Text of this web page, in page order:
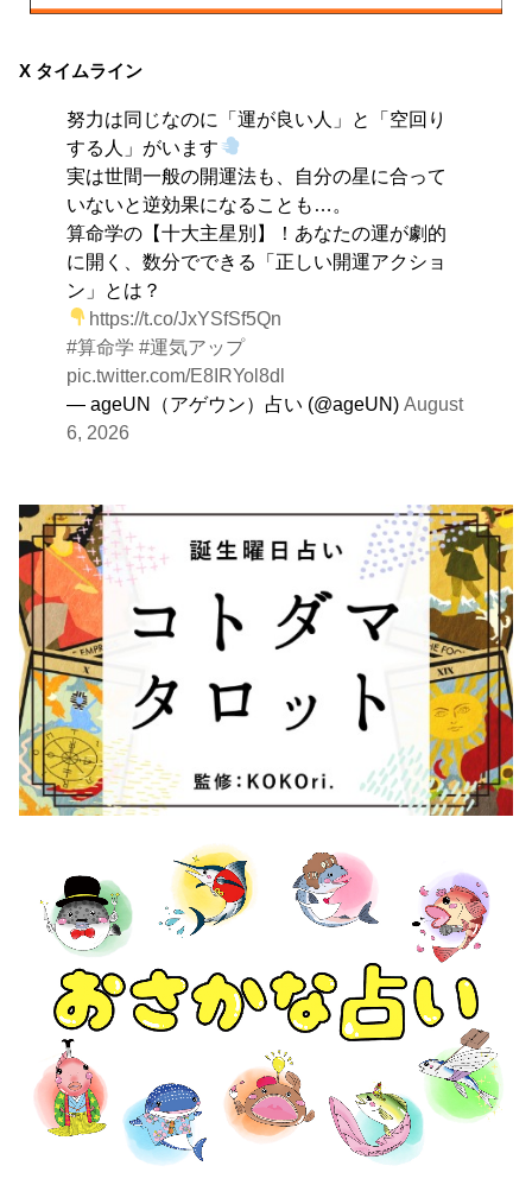
興味のある分野で、熟練を志す日。なんとなくではな
す。
X タイムライン
努力は同じなのに「運が良い人」と「空回り
する人」がいます
実は世間一般の開運法も、自分の星に合って
いないと逆効果になることも…。
算命学の【十大主星別】！あなたの運が劇的
に開く、数分でできる「正しい開運アクショ
ン」とは？
https://t.co/JxYSfSf5Qn
#算命学 #運気アップ
pic.twitter.com/E8IRYol8dl
— ageUN（アゲウン）占い (@ageUN) August
6, 2026